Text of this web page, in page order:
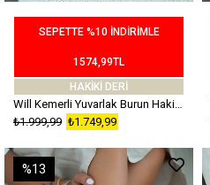
SEPETTE %10 İNDİRİMLE
1574,99TL
HAKİKİ DERİ
Will Kemerli Yuvarlak Burun Hakiki Süet Deri Babet Hardal
₺1.749,99
₺1.999,99
%13